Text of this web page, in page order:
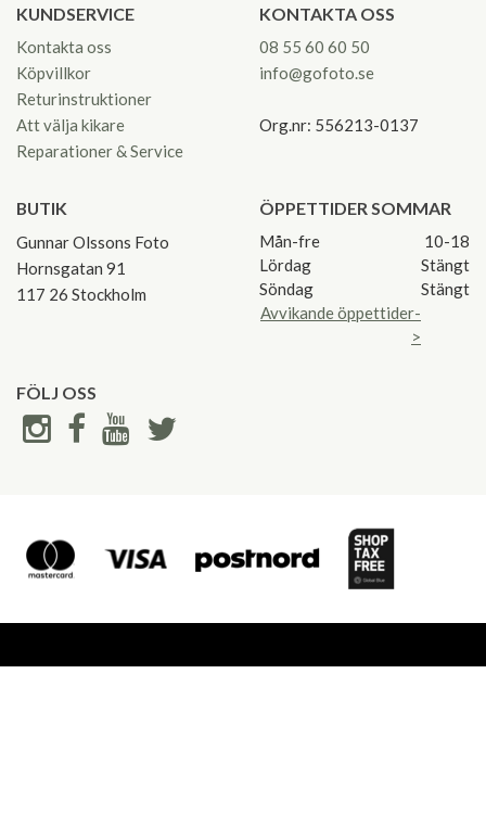
KUNDSERVICE
Kontakta oss
Köpvillkor
Returinstruktioner
Att välja kikare
Reparationer & Service
KONTAKTA OSS
08 55 60 60 50
info@gofoto.se
Org.nr: 556213-0137
BUTIK
Gunnar Olssons Foto
Hornsgatan 91
117 26 Stockholm
ÖPPETTIDER SOMMAR
Mån-fre
10-18
Lördag
Stängt
Söndag
Stängt
Avvikande öppettider-
>
FÖLJ OSS